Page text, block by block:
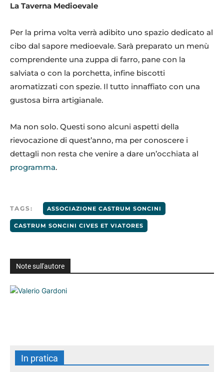
La Taverna Medioevale
Per la prima volta verrà adibito uno spazio dedicato al
cibo dal sapore medioevale. Sarà preparato un menù
comprendente una zuppa di farro, pane con la
salviata o con la porchetta, infine biscotti
aromatizzati con spezie. Il tutto innaffiato con una
gustosa birra artigianale.
Ma non solo. Questi sono alcuni aspetti della
rievocazione di quest’anno, ma per conoscere i
dettagli non resta che venire a dare un’occhiata al
programma.
TAGS: ASSOCIAZIONE CASTRUM SONCINI
CASTRUM SONCINI CIVES ET VIATORES
Note sull'autore
In pratica